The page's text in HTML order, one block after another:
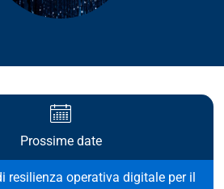
Prossime date
resilienza operativa digitale per il